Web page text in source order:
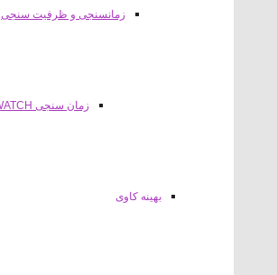
زمانسنجی و ظرفیت سنجی
زمان سنجی STOP WATCH
بهینه کاوی